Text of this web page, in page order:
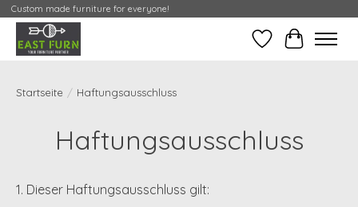
Custom made furniture for everyone!
Wunschzettel
Meine
Startseite / Haftungsausschluss
Haftungsausschluss
1. Dieser Haftungsausschluss gilt: